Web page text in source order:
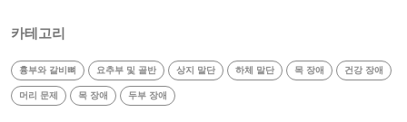
카테고리
흉부와 갈비뼈 요추부 및 골반 상지 말단 하체 말단 목 장애 건강 장애
머리 문제 목 장애 두부 장애